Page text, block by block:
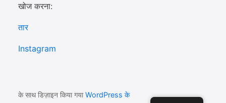
खोज करना:
तार
Instagram
के साथ डिज़ाइन किया गयाWordPress के